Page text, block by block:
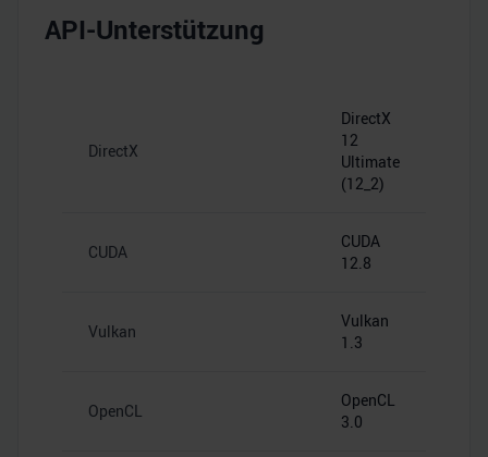
API-Unterstützung
DirectX
DirectX
12
Ultimate
(12_2)
CUDA
CUDA
12.8
Vulkan
Vulkan
1.3
OpenCL
OpenCL
3.0